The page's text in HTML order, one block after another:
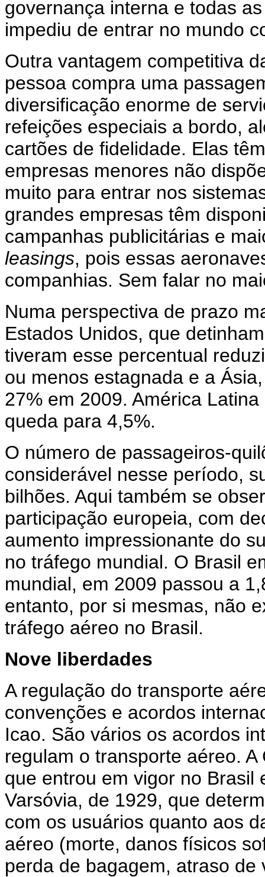
governança interna e todas
impediu de entrar no mundo
Outra vantagem competitiva
pessoa compra uma
diversificação enorme de
refeições especiais a bordo,
cartões de fidelidade. Elas
empresas menores não
muito para entrar nos
grandes empresas têm
campanhas publicitárias e
leasings, pois essas
companhias. Sem falar no
Numa perspectiva de prazo
Estados Unidos, que
tiveram esse percentual
ou menos estagnada e a
27% em 2009. América
queda para 4,5%.
O número de passageiros-
considerável nesse período,
bilhões. Aqui também se
participação europeia, com
aumento impressionante do
no tráfego mundial. O Brasil
mundial, em 2009 passou a
entanto, por si mesmas, não
tráfego aéreo no Brasil.
Nove liberdades
A regulação do transporte
convenções e acordos
Icao. São vários os acordos
regulam o transporte aéreo.
que entrou em vigor no Brasil
Varsóvia, de 1929, que
com os usuários quanto aos
aéreo (morte, danos físicos
perda de bagagem, atraso de